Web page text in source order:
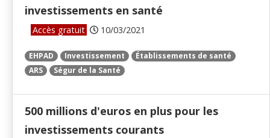
investissements en santé
Accès gratuit 10/03/2021
EHPAD Investissement
Établissements de santé
ARS
Ségur de la Santé
500 millions d'euros en plus pour les
investissements courants